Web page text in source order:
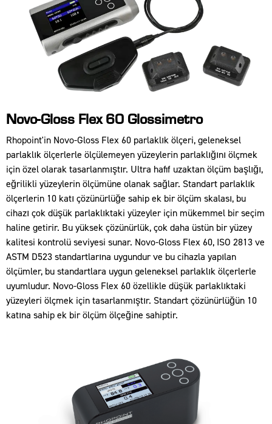
Novo-Gloss Flex 60 Glossimetro
Rhopoint'in Novo-Gloss Flex 60 parlaklık ölçeri, geleneksel
parlaklık ölçerlerle ölçülemeyen yüzeylerin parlaklığını ölçmek
için özel olarak tasarlanmıştır. Ultra hafif uzaktan ölçüm başlığı,
eğrilikli yüzeylerin ölçümüne olanak sağlar. Standart parlaklık
ölçerlerin 10 katı çözünürlüğe sahip ek bir ölçüm skalası, bu
cihazı çok düşük parlaklıktaki yüzeyler için mükemmel bir seçim
haline getirir. Bu yüksek çözünürlük, çok daha üstün bir yüzey
kalitesi kontrolü seviyesi sunar. Novo-Gloss Flex 60, ISO 2813 ve
ASTM D523 standartlarına uygundur ve bu cihazla yapılan
ölçümler, bu standartlara uygun geleneksel parlaklık ölçerlerle
uyumludur. Novo-Gloss Flex 60 özellikle düşük parlaklıktaki
yüzeyleri ölçmek için tasarlanmıştır. Standart çözünürlüğün 10
katına sahip ek bir ölçüm ölçeğine sahiptir.